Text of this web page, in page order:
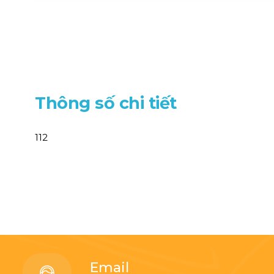
Thông số chi tiết
112
Email